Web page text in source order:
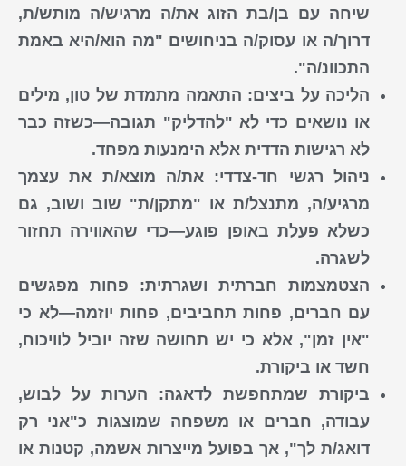
שיחה עם בן/בת הזוג את/ה מרגיש/ה מותש/ת,
דרוך/ה או עסוק/ה בניחושים "מה הוא/היא באמת
התכוונ/ה".
הליכה על ביצים: התאמה מתמדת של טון, מילים
או נושאים כדי לא "להדליק" תגובה—כשזה כבר
לא רגישות הדדית אלא הימנעות מפחד.
ניהול רגשי חד-צדדי: את/ה מוצא/ת את עצמך
מרגיע/ה, מתנצל/ת או "מתקן/ת" שוב ושוב, גם
כשלא פעלת באופן פוגע—כדי שהאווירה תחזור
לשגרה.
הצטמצמות חברתית ושגרתית: פחות מפגשים
עם חברים, פחות תחביבים, פחות יוזמה—לא כי
"אין זמן", אלא כי יש תחושה שזה יוביל לוויכוח,
חשד או ביקורת.
ביקורת שמתחפשת לדאגה: הערות על לבוש,
עבודה, חברים או משפחה שמוצגות כ"אני רק
דואג/ת לך", אך בפועל מייצרות אשמה, קטנות או